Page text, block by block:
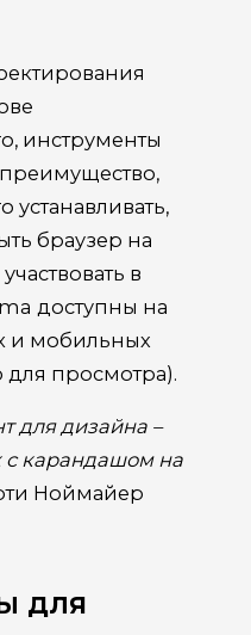
инструменты
устанавливать,
браузер на
в
доступны на
и мобильных
для просмотра).
для дизайна –
с карандашом на
Ноймайер
для